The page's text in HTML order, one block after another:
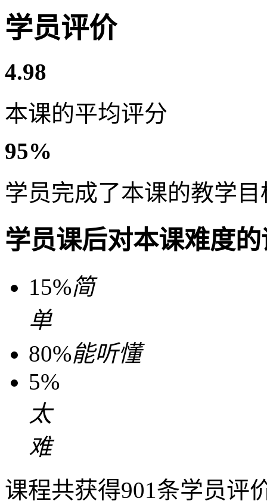
学员评价
4.98
本课的平均评分
95%
学员完成了本课的教学目
学员课后对本课难度
15%简
单
80%能听懂
5%
太
难
课程共获得901条学员评